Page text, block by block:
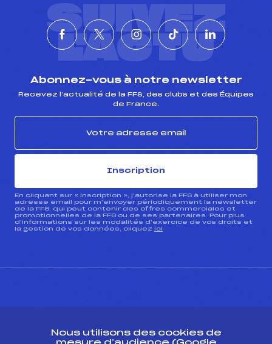
SUIVEZ
L'ACTU
Abonnez-vous à notre newsletter
Recevez l’actualité de la FFS, des clubs et des Équipes
de France.
Inscription
En cliquant sur « inscription », j’autorise la FFS à utiliser mon
adresse email pour m’envoyer périodiquement la newsletter
de la FFS, qui peut contenir des offres commerciales et
promotionnelles de la FFS ou de ses partenaires. Pour plus
d’informations sur les modalités d’exercice de vos droits et
la gestion de vos données, cliquez ici
Nous utilisons des cookies de